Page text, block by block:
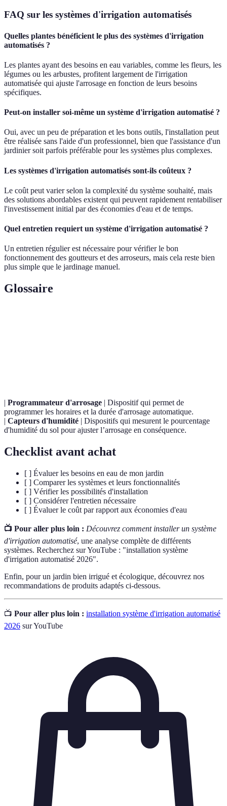
FAQ sur les systèmes d'irrigation automatisés
Quelles plantes bénéficient le plus des systèmes d'irrigation
automatisés ?
Les plantes ayant des besoins en eau variables, comme les fleurs, les
légumes ou les arbustes, profitent largement de l'irrigation
automatisée qui ajuste l'arrosage en fonction de leurs besoins
spécifiques.
Peut-on installer soi-même un système d'irrigation automatisé ?
Oui, avec un peu de préparation et les bons outils, l'installation peut
être réalisée sans l'aide d'un professionnel, bien que l'assistance d'un
jardinier soit parfois préférable pour les systèmes plus complexes.
Les systèmes d'irrigation automatisés sont-ils coûteux ?
Le coût peut varier selon la complexité du système souhaité, mais
des solutions abordables existent qui peuvent rapidement rentabiliser
l'investissement initial par des économies d'eau et de temps.
Quel entretien requiert un système d'irrigation automatisé ?
Un entretien régulier est nécessaire pour vérifier le bon
fonctionnement des goutteurs et des arroseurs, mais cela reste bien
plus simple que le jardinage manuel.
Glossaire
| Programmateur d'arrosage | Dispositif qui permet de
programmer les horaires et la durée d'arrosage automatique.
| Capteurs d'humidité | Dispositifs qui mesurent le pourcentage
d'humidité du sol pour ajuster l’arrosage en conséquence.
Checklist avant achat
[ ] Évaluer les besoins en eau de mon jardin
[ ] Comparer les systèmes et leurs fonctionnalités
[ ] Vérifier les possibilités d'installation
[ ] Considérer l'entretien nécessaire
[ ] Évaluer le coût par rapport aux économies d'eau
📺 Pour aller plus loin : Découvrez comment installer un système
d'irrigation automatisé, une analyse complète de différents
systèmes. Recherchez sur YouTube : "installation système
d'irrigation automatisé 2026".
Enfin, pour un jardin bien irrigué et écologique, découvrez nos
recommandations de produits adaptés ci-dessous.
📺 Pour aller plus loin : installation système d'irrigation automatisé
2026 sur YouTube